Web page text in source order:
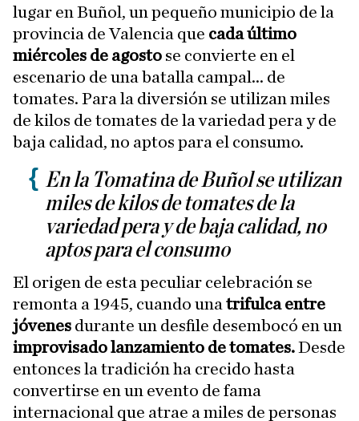
lugar en Buñol, un pequeño municipio de la
provincia de Valencia que cada último
miércoles de agosto se convierte en el
escenario de una batalla campal... de
tomates. Para la diversión se utilizan miles
de kilos de tomates de la variedad pera y de
baja calidad, no aptos para el consumo.
En la Tomatina de Buñol se utilizan
miles de kilos de tomates de la
variedad pera y de baja calidad, no
aptos para el consumo
El origen de esta peculiar celebración se
remonta a 1945, cuando una trifulca entre
jóvenes durante un desfile desembocó en un
improvisado lanzamiento de tomates.Desde
entonces la tradición ha crecido hasta
convertirse en un evento de fama
internacional que atrae a miles de personas